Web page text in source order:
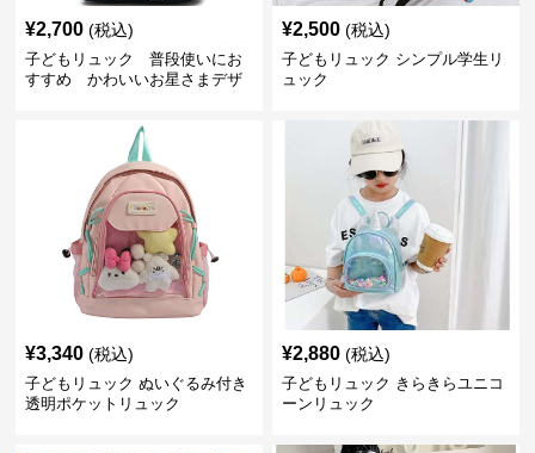
¥2,700 (税込)
子どもリュック 普段使いにお
すすめ かわいいお星さまデザ
¥2,500 (税込)
子どもリュック シンプル学生リ
ュック
¥3,340 (税込)
子どもリュック ぬいぐるみ付き
透明ポケットリュック
¥2,880 (税込)
子どもリュック きらきらユニコ
ーンリュック